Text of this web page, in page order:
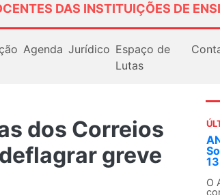
DAS INSTITUIÇÕES DE
Agenda Jurídico Espaço de
Lutas
dos Correios
greve